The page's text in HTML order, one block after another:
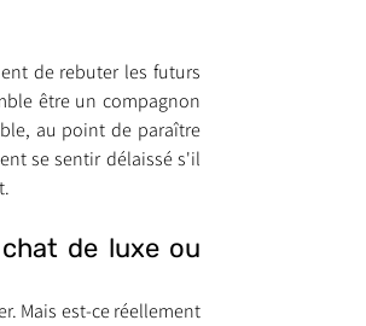
de rebuter les futurs
être un compagnon
au point de paraître
se sentir délaissé s'il
de luxe ou
Mais est-ce réellement